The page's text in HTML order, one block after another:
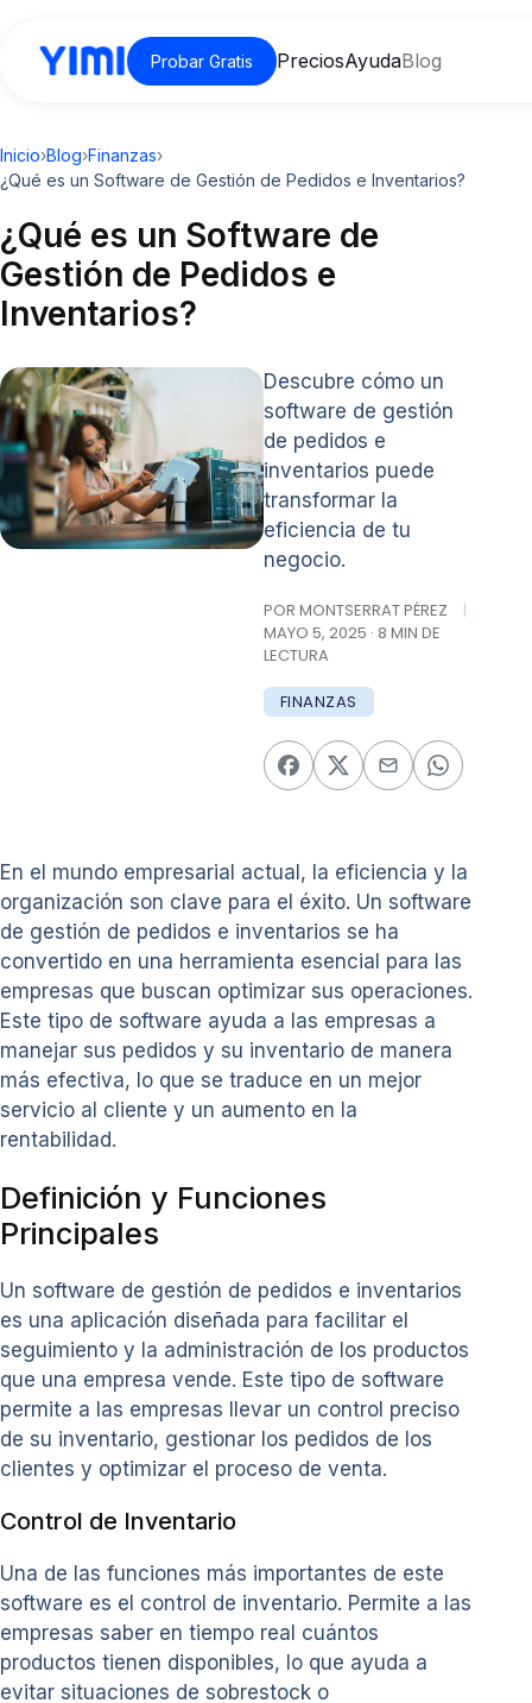
Probar Gratis PreciosAyudaBlog
Inicio›Blog›Finanzas›
¿Qué es un Software de Gestión de Pedidos e Inventarios?
¿Qué es un Software de
Gestión de Pedidos e
Inventarios?
Descubre cómo un
software de gestión
de pedidos e
inventarios puede
transformar la
eficiencia de tu
negocio.
POR MONTSERRAT PÉREZ
|
MAYO 5, 2025 · 8 MIN DE
LECTURA
FINANZAS
En el mundo empresarial actual, la eficiencia y la
organización son clave para el éxito. Un software
de gestión de pedidos e inventarios se ha
convertido en una herramienta esencial para las
empresas que buscan optimizar sus operaciones.
Este tipo de software ayuda a las empresas a
manejar sus pedidos y su inventario de manera
más efectiva, lo que se traduce en un mejor
servicio al cliente y un aumento en la
rentabilidad.
Definición y Funciones
Principales
Un software de gestión de pedidos e inventarios
es una aplicación diseñada para facilitar el
seguimiento y la administración de los productos
que una empresa vende. Este tipo de software
permite a las empresas llevar un control preciso
de su inventario, gestionar los pedidos de los
clientes y optimizar el proceso de venta.
Control de Inventario
Una de las funciones más importantes de este
software es el control de inventario. Permite a las
empresas saber en tiempo real cuántos
productos tienen disponibles, lo que ayuda a
evitar situaciones de sobrestock o